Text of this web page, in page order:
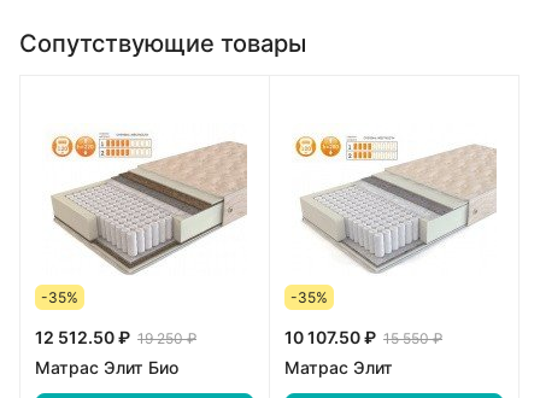
Сопутствующие товары
-35%
12 512.50 ₽ 19 250 ₽
Матрас Элит Био
-35%
10 107.50 ₽ 15 550 ₽
Матрас Элит